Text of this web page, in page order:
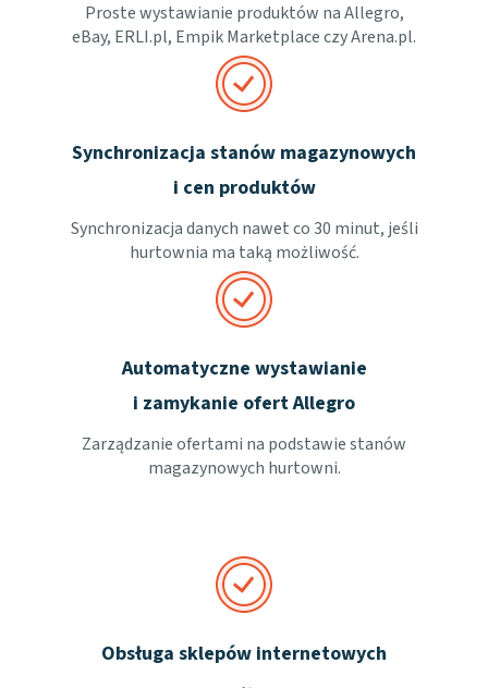
Proste wystawianie produktów na Allegro,
eBay, ERLI.pl, Empik Marketplace czy Arena.pl.
Synchronizacja stanów magazynowych
i cen produktów
Synchronizacja danych nawet co 30 minut, jeśli
hurtownia ma taką możliwość.
Automatyczne wystawianie
i zamykanie ofert Allegro
Zarządzanie ofertami na podstawie stanów
magazynowych hurtowni.
Obsługa sklepów internetowych